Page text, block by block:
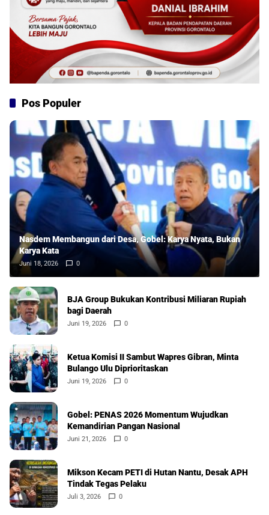
Pos Populer
Nasdem Membangun dari Desa, Gobel: Karya Nyata, Bukan
Karya Kata
Juni 18, 2026 0
BJA Group Bukukan Kontribusi Miliaran Rupiah
bagi Daerah
Juni 19, 2026 0
Ketua Komisi II Sambut Wapres Gibran, Minta
Bulango Ulu Diprioritaskan
Juni 19, 2026 0
Gobel: PENAS 2026 Momentum Wujudkan
Kemandirian Pangan Nasional
Juni 21, 2026 0
Mikson Kecam PETI di Hutan Nantu, Desak APH
Tindak Tegas Pelaku
Juli 3, 2026 0